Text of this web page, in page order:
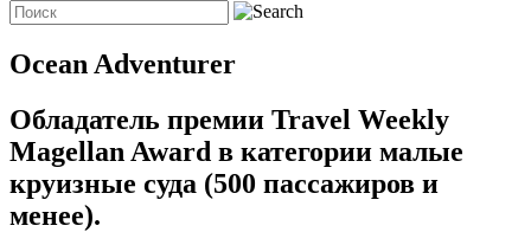
Ocean Adventurer
Обладатель премии Travel Weekly
Magellan Award в категории малые
круизные суда (500 пассажиров и
менее).